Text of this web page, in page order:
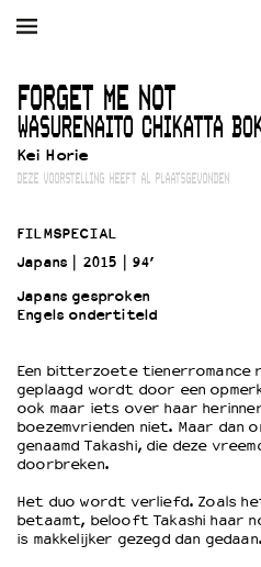
AGENDA FILM MUZIEK
Winkelmandje
Zoek
Kaartverkoop
Schoolvoorstellingen
Filmprogramma’s Primair
Filmprogramma’s VO/MBO
Speciale educatieprogramma’s
OVER LANTARENVENSTER
FORGET ME NOT
WASURENAITO CHIKATTA
Kei Horie
DEZE VOORSTELLING HEEFT AL PLAATSGEVONDEN
FILMSPECIAL
Japans
2015
94’
Japans gesproken
Engels ondertiteld
Een bitterzoete tienerromance
geplaagd wordt door een
ook maar iets over haar
boezemvrienden niet. Maar dan
genaamd Takashi, die deze
doorbreken.
Het duo wordt verliefd. Zoals
betaamt, belooft Takashi haar
is makkelijker gezegd dan gedaan.